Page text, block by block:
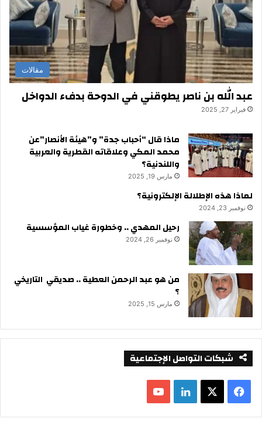
مقالات
عبد الله بن ناصر يطوقني في الدوحة بدفء الدواخل
فبراير 27, 2025
ماذا قال “أحباب جدة” و”هيئة الأنصار”عن
محمد المكي وعلاقاته القطرية والعربية
واللندنية؟
مارس 19, 2025
لماذا هذه الإطلالة الإلكترونية؟
نوفمبر 23, 2024
رحيل المهدي .. وخطورة غياب المؤسسية
نوفمبر 26, 2024
من هو عبد الرحمن العطية .. صديقي التاريخي
؟
مارس 15, 2025
شبكات التواصل الإجتماعية
ي
X
ي
Y